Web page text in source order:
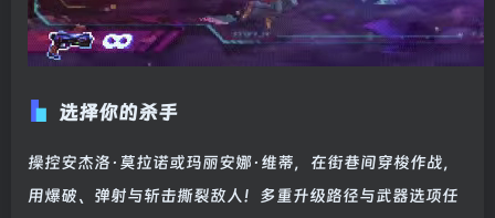
选择你的杀手
操控安杰洛·莫拉诺或玛丽安娜·维蒂，在街巷间穿梭作战，
用爆破、弹射与斩击撕裂敌人！多重升级路径与武器选项任